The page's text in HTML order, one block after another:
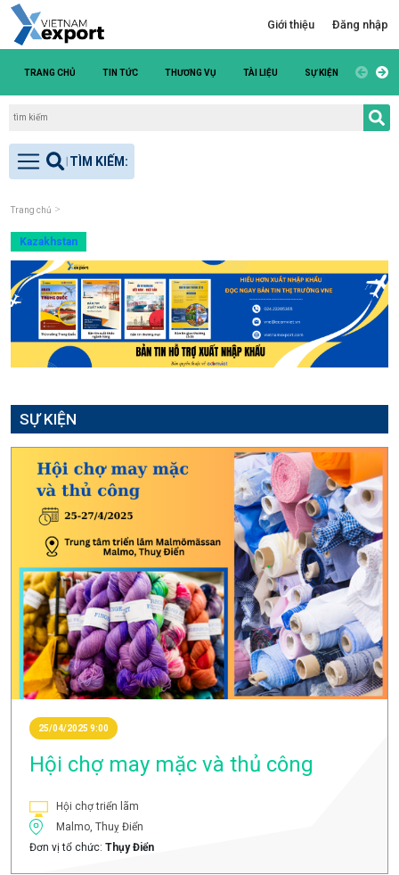
Giới thiệu Đăng nhập
TRANG CHỦ TIN TỨC THƯƠNG VỤ TÀI LIỆU SỰ KIỆN DANH
Trang chủ
Kazakhstan
SỰ KIỆN
25/04/2025 9:00
Hội chợ may mặc và thủ công
Hội chợ triển lãm
Malmo, Thuỵ Điển
Đơn vị tổ chức: Thụy Điển